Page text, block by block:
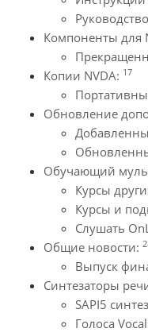
Компоненты для
Копии NVDA: 17
Обновление
Обучающий
Курсы
Курсы и
Слушать
Общие новости:
Выпуск
Синтезаторы
SAPI5
Голоса